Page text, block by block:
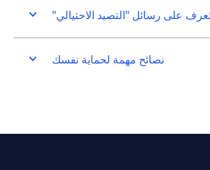
على رسائل "التصيد الاحتيالي"
نصائح مهمة لحماية نفسك